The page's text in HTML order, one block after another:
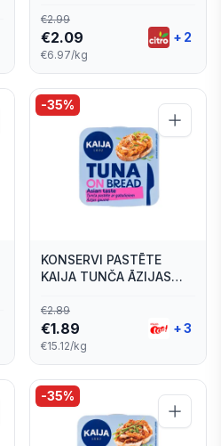
€2.99
€2.09
€6.97/kg
+ 2
-35%
KONSERVI PASTĒTE
KAIJA TUNČA ĀZIJAS
€2.89
€1.89
€15.12/kg
+3
-35%